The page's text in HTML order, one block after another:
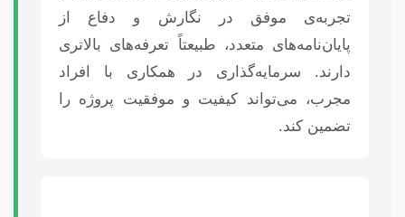
تجربه‌ی موفق در نگارش و دفاع از
پایان‌نامه‌های متعدد، طبیعتاً تعرفه‌های بالاتری
دارند. سرمایه‌گذاری در همکاری با افراد
مجرب، می‌تواند کیفیت و موفقیت پروژه را
تضمین کند.